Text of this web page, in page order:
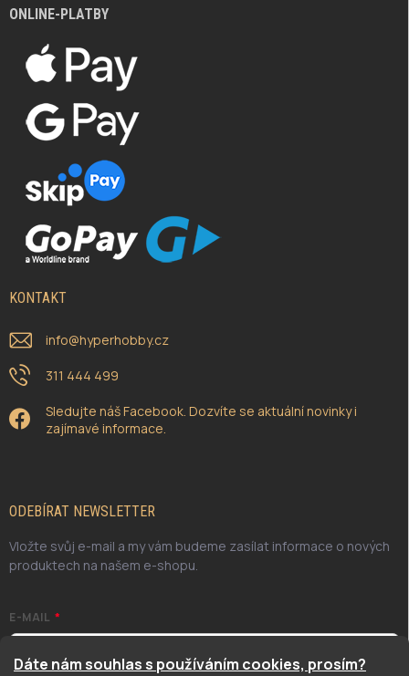
Dáte nám souhlas s používáním cookies, prosím?
ONLINE-PLATBY
KONTAKT
info@hyperhobby.cz
311 444 499
Sledujte náš Facebook. Dozvíte se aktuální novinky i
zajímavé informace.
ODEBÍRAT NEWSLETTER
Vložte svůj e-mail a my vám budeme zasílat informace o nových
produktech na našem e-shopu.
E-MAIL